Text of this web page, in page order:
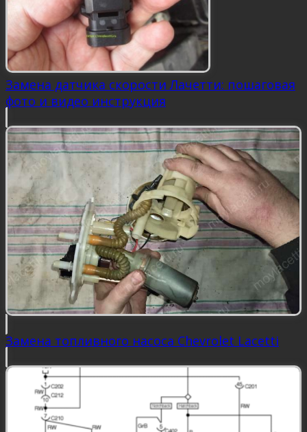
Замена датчика скорости Лачетти: пошаговая
фото и видео инструкция
Замена топливного насоса Chevrolet Lacetti